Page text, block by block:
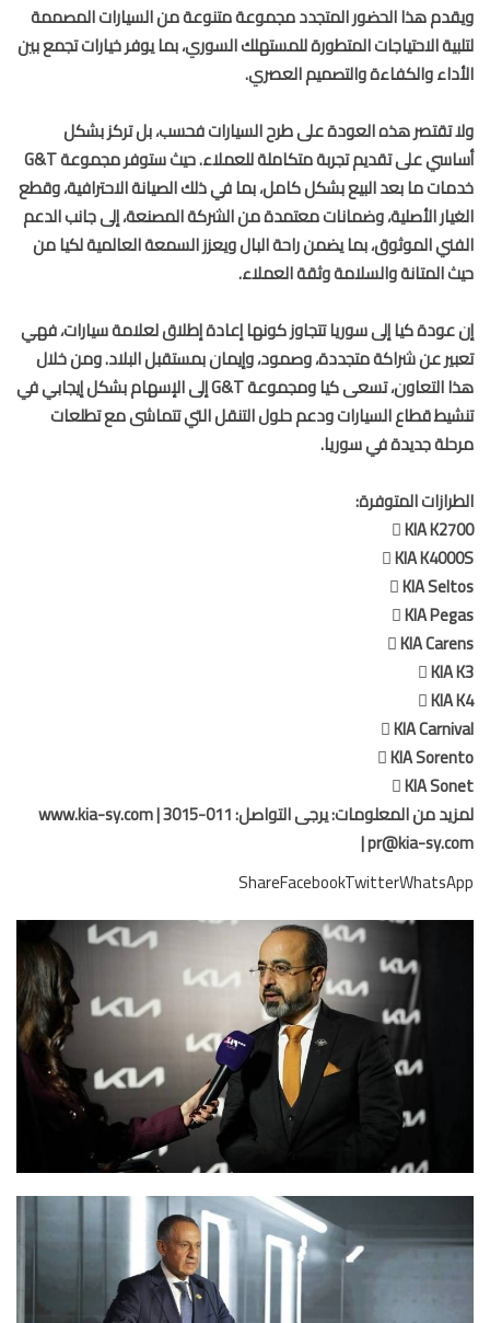
هذا الحضور المتجدد مجموعة متنوعة من السيارات المصممة
الاحتياجات المتطورة للمستهلك السوري، بما يوفر خيارات تجمع بين
والكفاءة والتصميم العصري.
تقتصر هذه العودة على طرح السيارات فحسب، بل تركز بشكل
أساسي على تقديم تجربة متكاملة للعملاء. حيث ستوفر مجموعة G&T
ما بعد البيع بشكل كامل، بما في ذلك الصيانة الاحترافية، وقطع
الأصلية، وضمانات معتمدة من الشركة المصنعة، إلى جانب الدعم
الموثوق، بما يضمن راحة البال ويعزز السمعة العالمية لكيا من
المتانة والسلامة وثقة العملاء.
كيا إلى سوريا تتجاوز كونها إعادة إطلاق لعلامة سيارات، فهي
عن شراكة متجددة، وصمود، وإيمان بمستقبل البلاد. ومن خلال
هذا التعاون، تسعى كيا ومجموعة G&T إلى الإسهام بشكل إيجابي في
قطاع السيارات ودعم حلول التنقل التي تتماشى مع تطلعات
جديدة في سوريا.
المتوفرة:
 KIA
 KIA
 KIA
 KIA
 KIA


 KIA
 KIA
 KIA
لمزيد من المعلومات: يرجى التواصل: 011-3015 | www.kia-sy.com
| pr@kia-
ShareFacebookTwitter